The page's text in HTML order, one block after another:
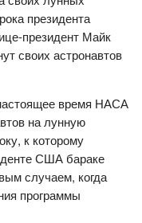
президента
президент Майк
своих астронавтов
время НАСА
на лунную
к которому
США бараке
случаем, когда
программы